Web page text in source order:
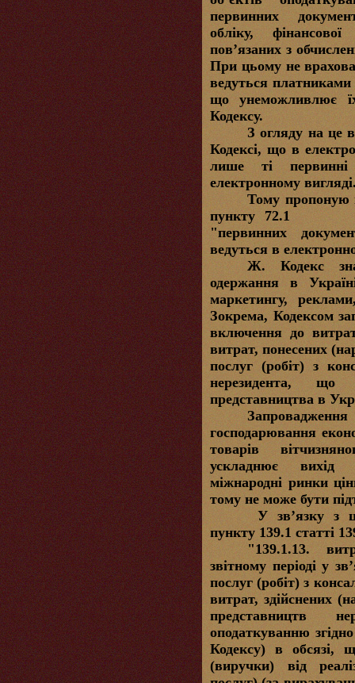
первинних
обліку,
пов’язаних з
При цьому не
ведуться платниками
що унеможливлює
Кодексу.
З огляду на це
Кодексі, що в
лише ті
електронному
Тому пропоную
пункту 72.1
"первинних
ведуться в
Ж.
Кодекс
одержання в
маркетингу,
Зокрема, Кодексом
включення до
витрат, понесених
послуг (робіт) з
нерезидента,
представництва в
Запровадження
господарювання
товарів
ускладнює вихід
міжнародні ринки
тому не може бути
У зв’язку з
пункту 139.1 статті
"139.1.13.
звітному періоді у
послуг (робіт) з
витрат, здійснених
представництв
оподаткуванню
Кодексу) в обсязі,
(виручки) від